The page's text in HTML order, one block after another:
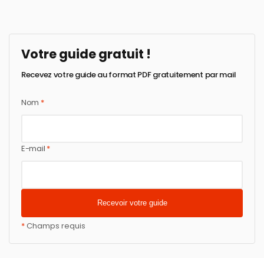
Votre guide gratuit !
Recevez votre guide au format PDF gratuitement par mail
Nom *
E-mail *
*Champs requis